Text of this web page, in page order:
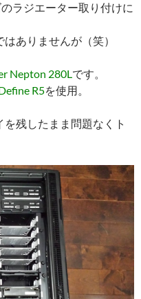
ラジエーター取り付けに
ありませんが（笑）
Nepton 280Lです。
R5を使用。
残したまま問題なくト